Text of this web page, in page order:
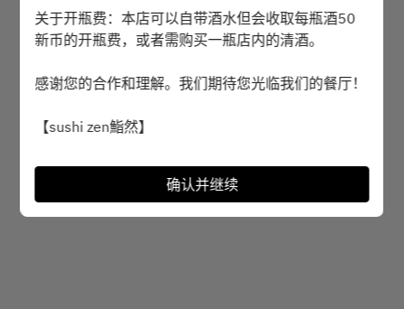
关于开瓶费：本店可以自带酒水但会收取每瓶酒50
新币的开瓶费，或者需购买一瓶店内的清酒。
感谢您的合作和理解。我们期待您光临我们的餐厅！
【sushi zen鮨然】
确认并继续